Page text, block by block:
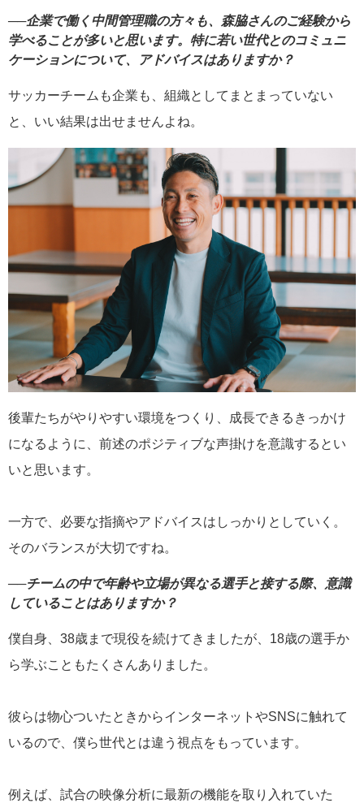
──企業で働く中間管理職の方々も、森脇さんのご経験から
学べることが多いと思います。特に若い世代とのコミュニ
ケーションについて、アドバイスはありますか？
サッカーチームも企業も、組織としてまとまっていない
と、いい結果は出せませんよね。
後輩たちがやりやすい環境をつくり、成長できるきっかけ
になるように、前述のポジティブな声掛けを意識するとい
いと思います。
一方で、必要な指摘やアドバイスはしっかりとしていく。
そのバランスが大切ですね。
──チームの中で年齢や立場が異なる選手と接する際、意識
していることはありますか？
僕自身、38歳まで現役を続けてきましたが、18歳の選手か
ら学ぶこともたくさんありました。
彼らは物心ついたときからインターネットやSNSに触れて
いるので、僕ら世代とは違う視点をもっています。
例えば、試合の映像分析に最新の機能を取り入れていた